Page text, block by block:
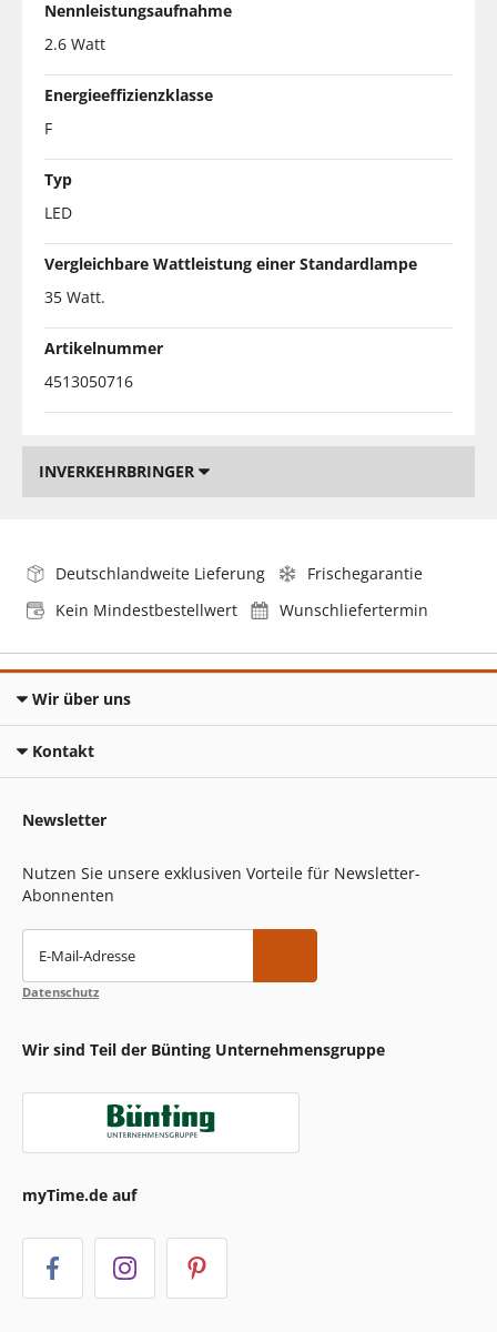
Nennleistungsaufnahme
2.6 Watt
Energieeffizienzklasse
F
Typ
LED
Vergleichbare Wattleistung einer Standardlampe
35 Watt.
Artikelnummer
4513050716
INVERKEHRBRINGER
Deutschlandweite Lieferung
Frischegarantie
Kein Mindestbestellwert
Wunschliefertermin
Wir über uns
Kontakt
Newsletter
Nutzen Sie unsere exklusiven Vorteile für Newsletter-
Abonnenten
E-Mail-Adresse
Datenschutz
Wir sind Teil der Bünting Unternehmensgruppe
myTime.de auf